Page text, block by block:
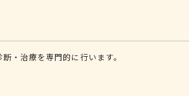
・治療を専門的に行います。